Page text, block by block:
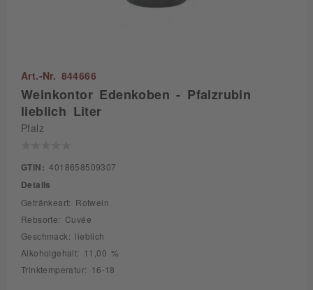
Art.-Nr. 844666
Weinkontor Edenkoben - Pfalzrubin
lieblich Liter
Pfalz
GTIN: 4018658509307
Details
Getränkeart: Rotwein
Rebsorte: Cuvée
Geschmack: lieblich
Alkoholgehalt: 11,00 %
Trinktemperatur: 16-18